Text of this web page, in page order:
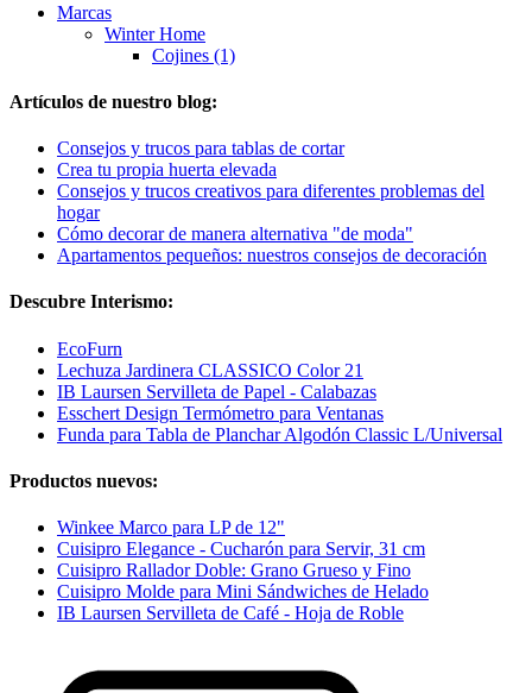
Marcas
Winter Home
Cojines (1)
Artículos de nuestro blog:
Consejos y trucos para tablas de cortar
Crea tu propia huerta elevada
Consejos y trucos creativos para diferentes problemas del
hogar
Cómo decorar de manera alternativa "de moda"
Apartamentos pequeños: nuestros consejos de decoración
Descubre Interismo:
EcoFurn
Lechuza Jardinera CLASSICO Color 21
IB Laursen Servilleta de Papel - Calabazas
Esschert Design Termómetro para Ventanas
Funda para Tabla de Planchar Algodón Classic L/Universal
Productos nuevos:
Winkee Marco para LP de 12"
Cuisipro Elegance - Cucharón para Servir, 31 cm
Cuisipro Rallador Doble: Grano Grueso y Fino
Cuisipro Molde para Mini Sándwiches de Helado
IB Laursen Servilleta de Café - Hoja de Roble